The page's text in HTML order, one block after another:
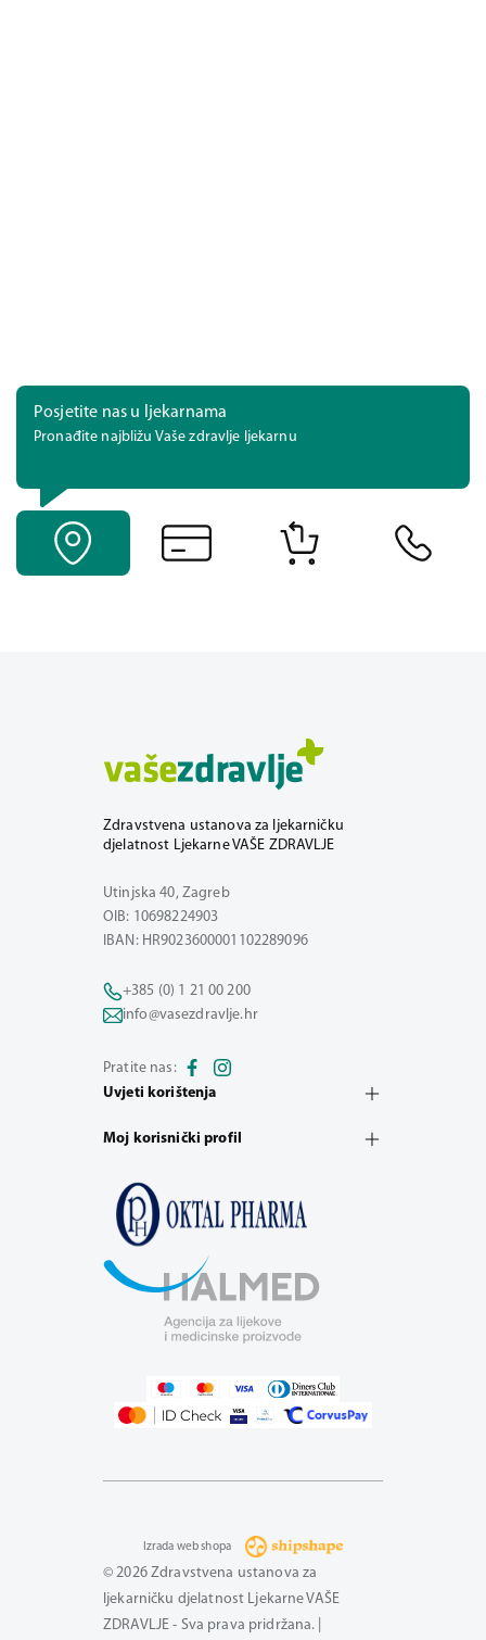
Posjetite nas u ljekarnama
Pronađite najbližu Vaše zdravlje ljekarnu
Zdravstvena ustanova za ljekarničku
djelatnost Ljekarne VAŠE ZDRAVLJE
Utinjska 40, Zagreb
OIB: 10698224903
IBAN: HR9023600001102289096
+385 (0) 1 21 00 200
info@vasezdravlje.hr
Pratite nas:
Uvjeti korištenja
Moj korisnički profil
© 2026 Zdravstvena ustanova za
ljekarničku djelatnost Ljekarne VAŠE
ZDRAVLJE - Sva prava pridržana. |
Izrada web shopa